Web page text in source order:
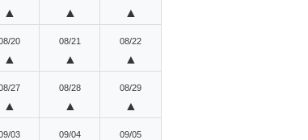
▲ ▲ ▲
20
▲
08/21
▲
08/22
▲
27
▲
08/28
▲
08/29
▲
03 09/04 09/05